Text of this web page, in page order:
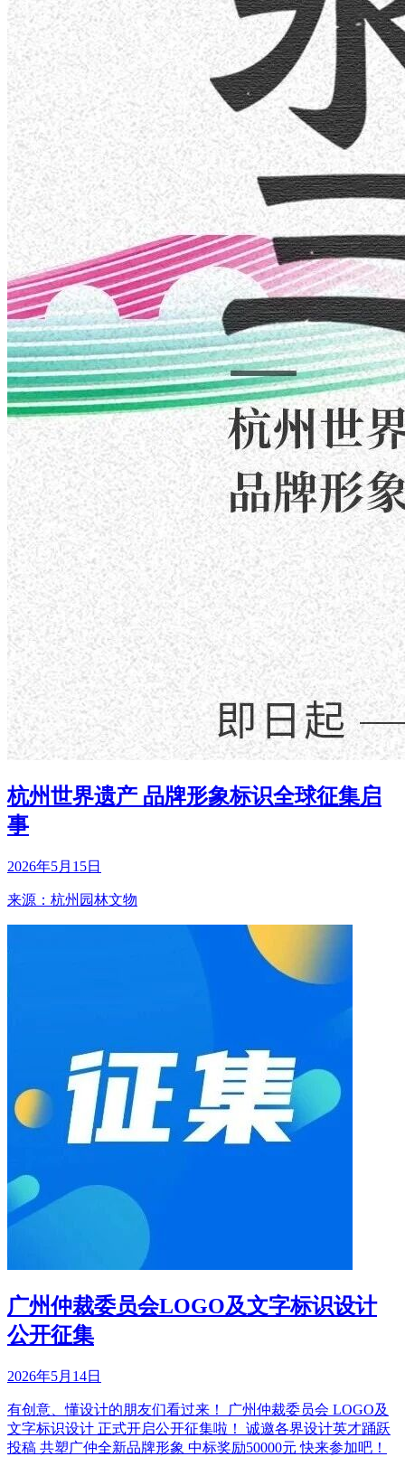
杭州世界遗产 品牌形象标识全球征集启
事
2026年5月15日
来源：杭州园林文物
广州仲裁委员会LOGO及文字标识设计
公开征集
2026年5月14日
有创意、懂设计的朋友们看过来！ 广州仲裁委员会 LOGO及
文字标识设计 正式开启公开征集啦！ 诚邀各界设计英才踊跃
投稿 共塑广仲全新品牌形象 中标奖励50000元 快来参加吧！